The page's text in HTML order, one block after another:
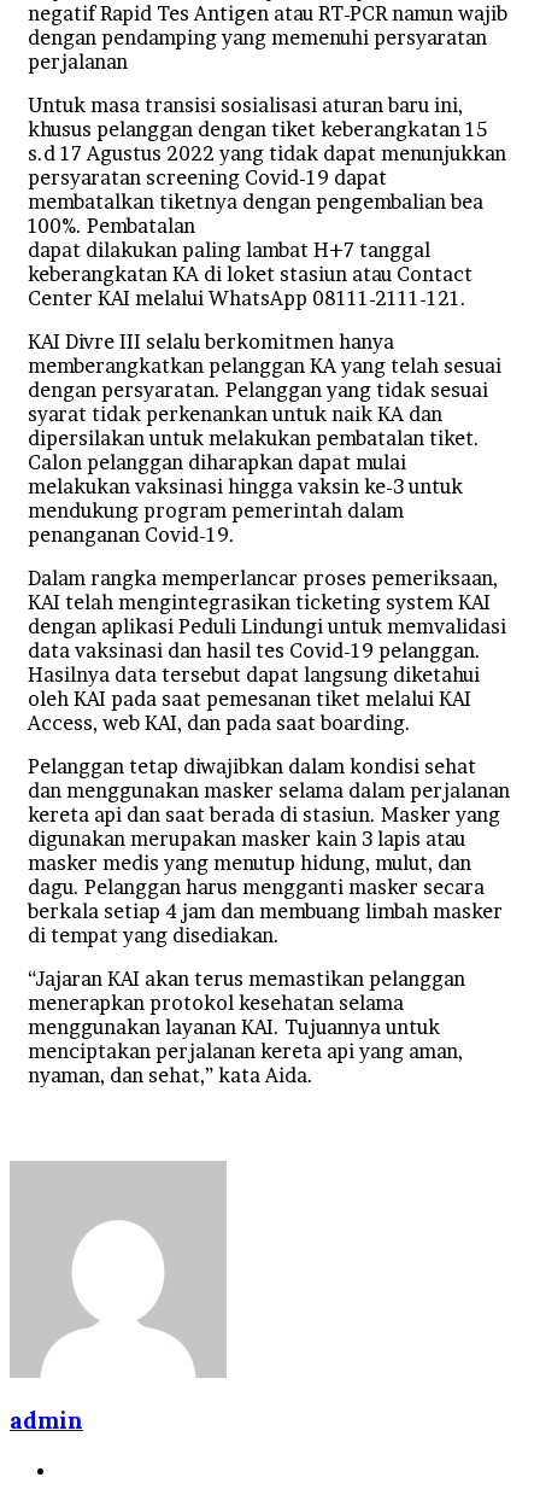
negatif Rapid Tes Antigen atau RT-PCR namun wajib
dengan pendamping yang memenuhi persyaratan
perjalanan
Untuk masa transisi sosialisasi aturan baru ini,
khusus pelanggan dengan tiket keberangkatan 15
s.d 17 Agustus 2022 yang tidak dapat menunjukkan
persyaratan screening Covid-19 dapat
membatalkan tiketnya dengan pengembalian bea
100%. Pembatalan
dapat dilakukan paling lambat H+7 tanggal
keberangkatan KA di loket stasiun atau Contact
Center KAI melalui WhatsApp 08111-2111-121.
KAI Divre III selalu berkomitmen hanya
memberangkatkan pelanggan KA yang telah sesuai
dengan persyaratan. Pelanggan yang tidak sesuai
syarat tidak perkenankan untuk naik KA dan
dipersilakan untuk melakukan pembatalan tiket.
Calon pelanggan diharapkan dapat mulai
melakukan vaksinasi hingga vaksin ke-3 untuk
mendukung program pemerintah dalam
penanganan Covid-19.
Dalam rangka memperlancar proses pemeriksaan,
KAI telah mengintegrasikan ticketing system KAI
dengan aplikasi Peduli Lindungi untuk memvalidasi
data vaksinasi dan hasil tes Covid-19 pelanggan.
Hasilnya data tersebut dapat langsung diketahui
oleh KAI pada saat pemesanan tiket melalui KAI
Access, web KAI, dan pada saat boarding.
Pelanggan tetap diwajibkan dalam kondisi sehat
dan menggunakan masker selama dalam perjalanan
kereta api dan saat berada di stasiun. Masker yang
digunakan merupakan masker kain 3 lapis atau
masker medis yang menutup hidung, mulut, dan
dagu. Pelanggan harus mengganti masker secara
berkala setiap 4 jam dan membuang limbah masker
di tempat yang disediakan.
“Jajaran KAI akan terus memastikan pelanggan
menerapkan protokol kesehatan selama
menggunakan layanan KAI. Tujuannya untuk
menciptakan perjalanan kereta api yang aman,
nyaman, dan sehat,” kata Aida.
admin